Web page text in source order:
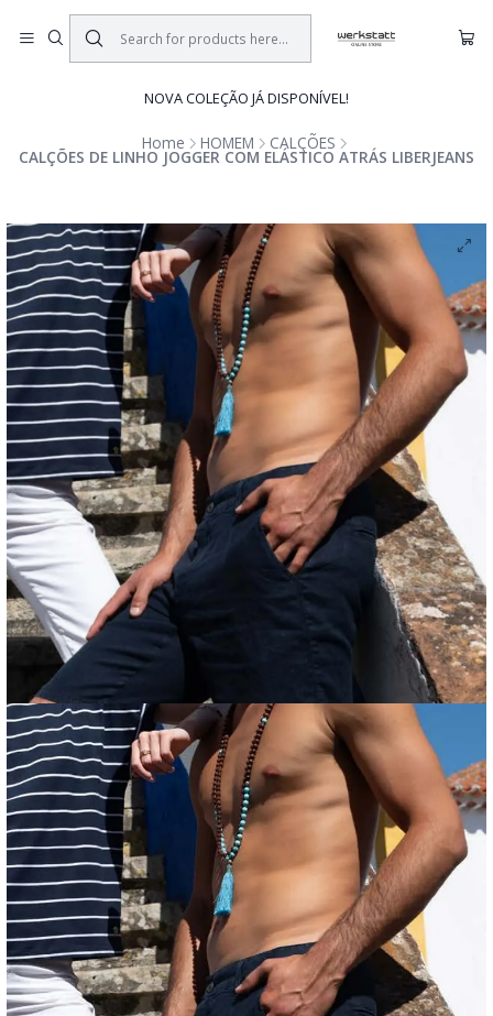
NOVA COLEÇÃO JÁ DISPONÍVEL!
Home HOMEM CALÇÕES
CALÇÕES DE LINHO JOGGER COM ELÁSTICO ATRÁS LIBERJEANS